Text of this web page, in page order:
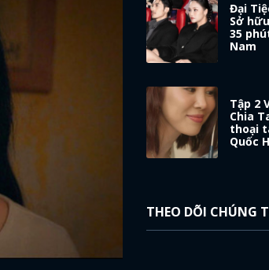
Đại
Sở
35
Nam
Tập 2
Chia
thoại
Quốc
THEO DÕI CHÚNG